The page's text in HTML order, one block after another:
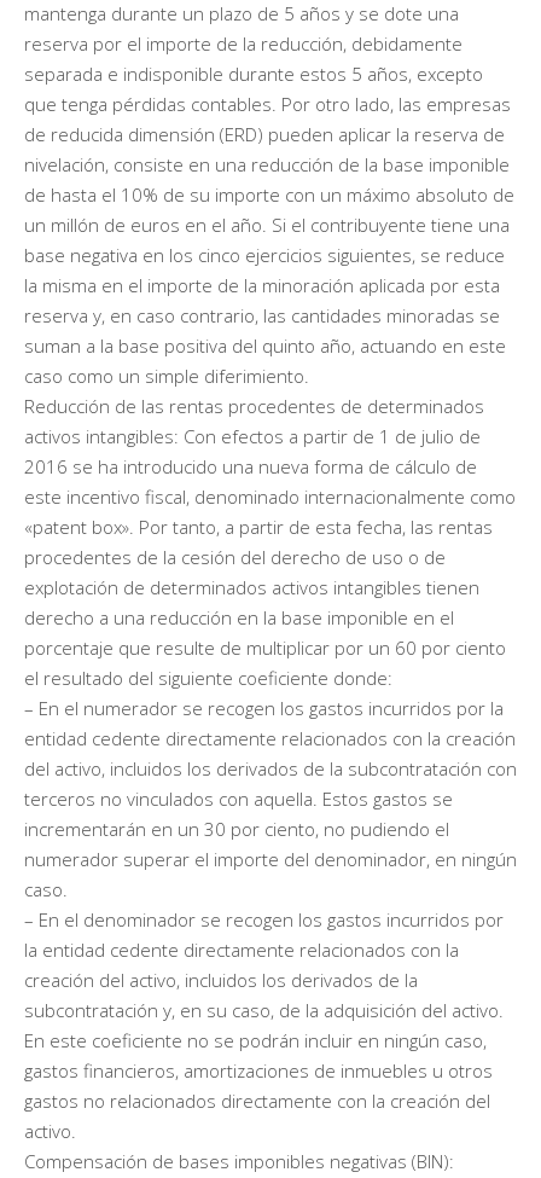
mantenga durante un plazo de 5 años y se dote una
reserva por el importe de la reducción, debidamente
separada e indisponible durante estos 5 años, excepto
que tenga pérdidas contables. Por otro lado, las empresas
de reducida dimensión (ERD) pueden aplicar la reserva de
nivelación, consiste en una reducción de la base imponible
de hasta el 10% de su importe con un máximo absoluto de
un millón de euros en el año. Si el contribuyente tiene una
base negativa en los cinco ejercicios siguientes, se reduce
la misma en el importe de la minoración aplicada por esta
reserva y, en caso contrario, las cantidades minoradas se
suman a la base positiva del quinto año, actuando en este
caso como un simple diferimiento.
Reducción de las rentas procedentes de determinados
activos intangibles: Con efectos a partir de 1 de julio de
2016 se ha introducido una nueva forma de cálculo de
este incentivo fiscal, denominado internacionalmente como
«patent box». Por tanto, a partir de esta fecha, las rentas
procedentes de la cesión del derecho de uso o de
explotación de determinados activos intangibles tienen
derecho a una reducción en la base imponible en el
porcentaje que resulte de multiplicar por un 60 por ciento
el resultado del siguiente coeficiente donde:
– En el numerador se recogen los gastos incurridos por la
entidad cedente directamente relacionados con la creación
del activo, incluidos los derivados de la subcontratación con
terceros no vinculados con aquella. Estos gastos se
incrementarán en un 30 por ciento, no pudiendo el
numerador superar el importe del denominador, en ningún
caso.
– En el denominador se recogen los gastos incurridos por
la entidad cedente directamente relacionados con la
creación del activo, incluidos los derivados de la
subcontratación y, en su caso, de la adquisición del activo.
En este coeficiente no se podrán incluir en ningún caso,
gastos financieros, amortizaciones de inmuebles u otros
gastos no relacionados directamente con la creación del
activo.
Compensación de bases imponibles negativas (BIN):